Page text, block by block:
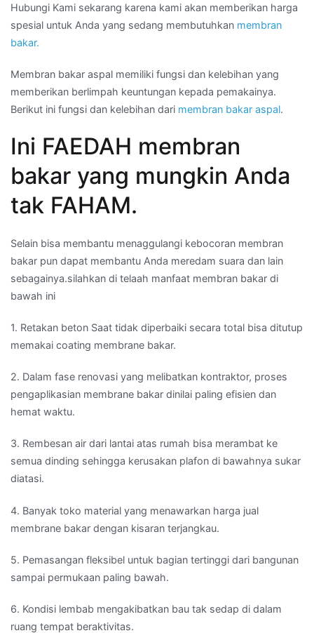
Hubungi Kami sekarang karena kami akan memberikan harga
spesial untuk Anda yang sedang membutuhkan membran
bakar.
Membran bakar aspal memiliki fungsi dan kelebihan yang
memberikan berlimpah keuntungan kepada pemakainya.
Berikut ini fungsi dan kelebihan dari membran bakar aspal.
Ini FAEDAH membran
bakar yang mungkin Anda
tak FAHAM.
Selain bisa membantu menaggulangi kebocoran membran
bakar pun dapat membantu Anda meredam suara dan lain
sebagainya.silahkan di telaah manfaat membran bakar di
bawah ini
1. Retakan beton Saat tidak diperbaiki secara total bisa ditutup
memakai coating membrane bakar.
2. Dalam fase renovasi yang melibatkan kontraktor, proses
pengaplikasian membrane bakar dinilai paling efisien dan
hemat waktu.
3. Rembesan air dari lantai atas rumah bisa merambat ke
semua dinding sehingga kerusakan plafon di bawahnya sukar
diatasi.
4. Banyak toko material yang menawarkan harga jual
membrane bakar dengan kisaran terjangkau.
5. Pemasangan fleksibel untuk bagian tertinggi dari bangunan
sampai permukaan paling bawah.
6. Kondisi lembab mengakibatkan bau tak sedap di dalam
ruang tempat beraktivitas.